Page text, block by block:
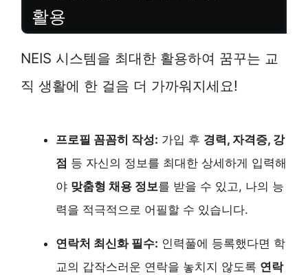
활용
NEIS 시스템을 최대한 활용하여 꿈꾸는 교
직 생활에 한 걸음 더 가까워지세요!
프로필 꼼꼼히 작성: 가입 후 경력, 자격증, 강
점 등 자신의 정보를 최대한 상세하게 입력해
야 맞춤형 채용 정보를 받을 수 있고, 나의 능
력을 적극적으로 어필할 수 있습니다.
연락처 최신화 필수: 인력풀에 등록했다면 학
교의 갑작스러운 연락을 놓치지 않도록 연락